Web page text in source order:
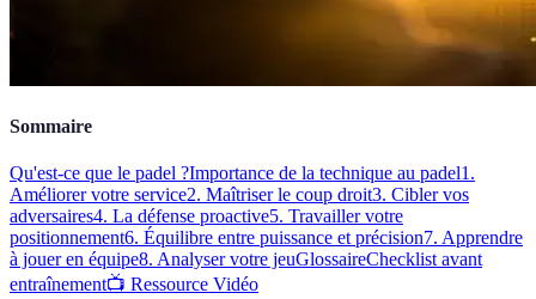
Sommaire
Qu'est-ce que le padel ?Importance de la technique au padel1.
Améliorer votre service2. Maîtriser le coup droit3. Cibler vos
adversaires4. La défense proactive5. Travailler votre
positionnement6. Équilibre entre puissance et précision7. Apprendre
à jouer en équipe8. Analyser votre jeuGlossaireChecklist avant
entraînement📺 Ressource Vidéo